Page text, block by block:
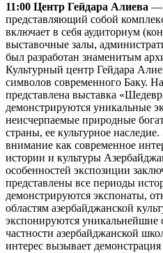
11:00 Центр Гейдара Алиева —
представляющий собой
включает в себя аудиториум
выставочные залы,
был разработан знаменитым
Культурный центр Гейдара
символов современного Баку.
представлена выставка
демонстрируются уникальные
неисчерпаемые природные
страны, ее культурное
внимание как современное
истории и культуры
особенностей экспозиции
представлены все периоды
демонстрируются экспонаты,
областям азербайджанской
экспонируются уникальнейшие
частности азербайджанской
интерес вызывает